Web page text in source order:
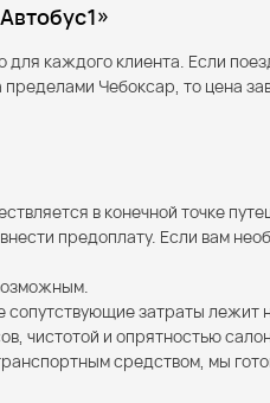
каждого клиента. Если
Чебоксар, то цена
в конечной точке
предоплату. Если вам
затраты лежит
чистотой и опрятностью
средством, мы